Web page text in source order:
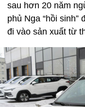
sau hơn 20 năm
phủ Nga “hồi sinh”
đi vào sản xuất từ